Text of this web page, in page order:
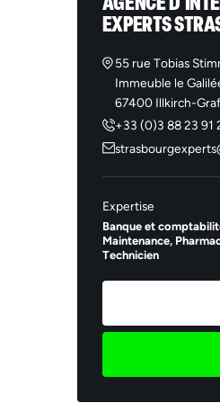
EXPERTS
55 rue Tobias
Immeuble le
67400 Illkirch-
+33 (0)3 88 23 91
Expertise
Banque et
Maintenance,
Technicien